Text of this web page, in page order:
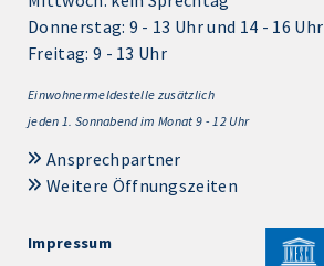
Donnerstag: 9 - 13 Uhr und 14 - 16 Uhr
Freitag: 9 - 13 Uhr
Einwohnermeldestelle zusätzlich
jeden 1. Sonnabend im Monat 9 - 12 Uhr
Ansprechpartner
Weitere Öffnungszeiten
Impressum